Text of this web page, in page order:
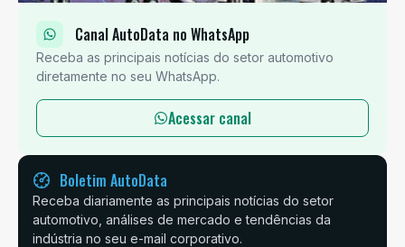
Canal AutoData no WhatsApp
Receba as principais notícias do setor automotivo
diretamente no seu WhatsApp.
Acessar canal
Boletim AutoData
Receba diariamente as principais notícias do setor
automotivo, análises de mercado e tendências da
indústria no seu e-mail corporativo.